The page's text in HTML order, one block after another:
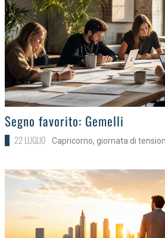
>
Segno favorito: Gemelli
22 LUGLIO Capricorno, giornata di